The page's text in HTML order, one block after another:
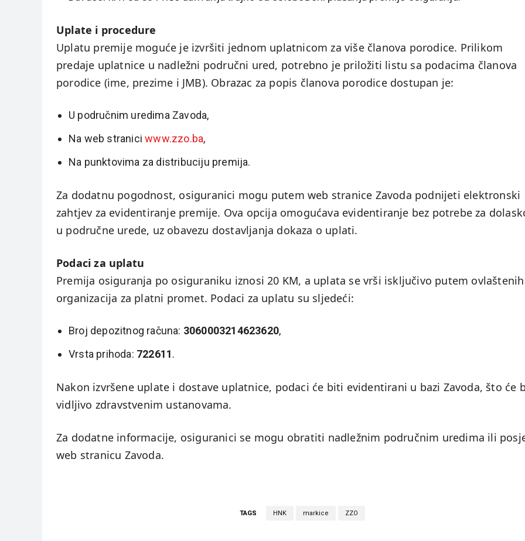
Uplate i procedure
Uplatu premije moguće je izvršiti jednom uplatnicom za više članova porodice. Prilikom
predaje uplatnice u nadležni područni ured, potrebno je priložiti listu sa podacima članova
porodice (ime, prezime i JMB). Obrazac za popis članova porodice dostupan je:
U područnim uredima Zavoda,
Na web straniciwww.zzo.ba,
Na punktovima za distribuciju premija.
Za dodatnu pogodnost, osiguranici mogu putem web stranice Zavoda podnijeti elektronski
zahtjev za evidentiranje premije. Ova opcija omogućava evidentiranje bez potrebe za
u područne urede, uz obavezu dostavljanja dokaza o uplati.
Podaci za uplatu
Premija osiguranja po osiguraniku iznosi 20 KM, a uplata se vrši isključivo putem ovlaštenih
organizacija za platni promet. Podaci za uplatu su sljedeći:
Broj depozitnog računa: 3060003214623620,
Vrsta prihoda: 722611.
Nakon izvršene uplate i dostave uplatnice, podaci će biti evidentirani u bazi Zavoda, što će
vidljivo zdravstvenim ustanovama.
Za dodatne informacije, osiguranici se mogu obratiti nadležnim područnim uredima ili
web stranicu Zavoda.
TAGS HNK markice ZZO